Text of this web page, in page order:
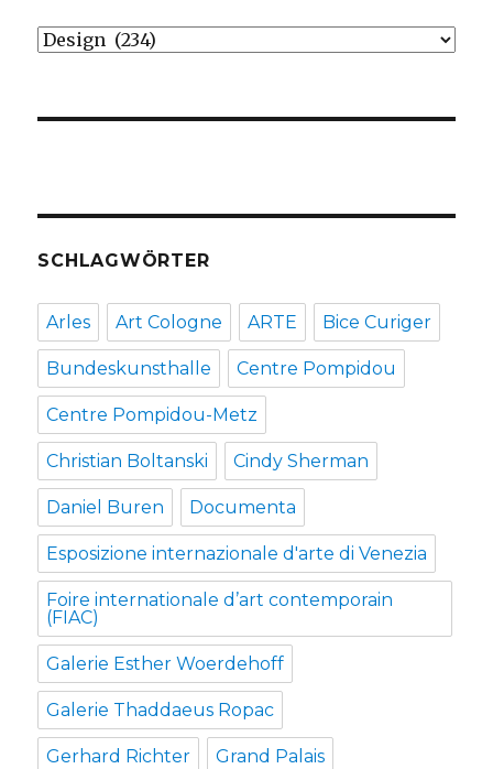
Kategorien
SCHLAGWÖRTER
Arles Art Cologne ARTE Bice Curiger
Bundeskunsthalle Centre Pompidou
Centre Pompidou-Metz
Christian Boltanski Cindy Sherman
Daniel Buren Documenta
Esposizione internazionale d'arte di Venezia
Foire internationale d’art contemporain
(FIAC)
Galerie Esther Woerdehoff
Galerie Thaddaeus Ropac
Gerhard Richter Grand Palais